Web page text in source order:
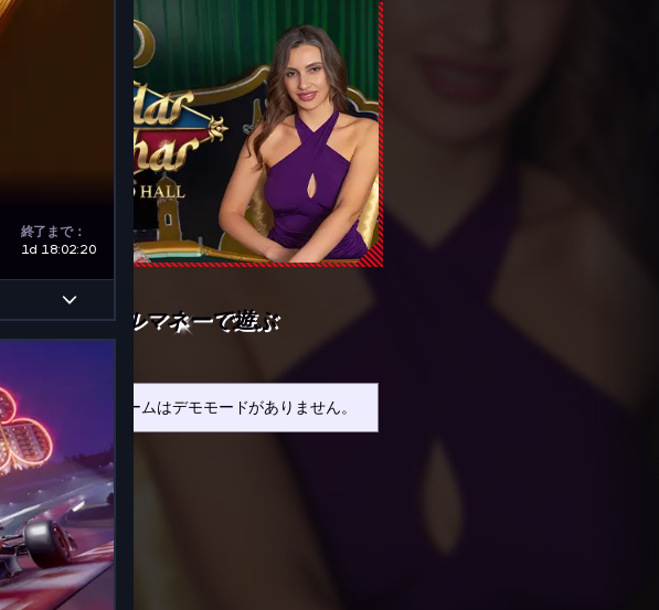
リアルマネーで遊ぶ
残念ながらこのゲームはデモモードがありません。
終了まで：
1d 18:02:20